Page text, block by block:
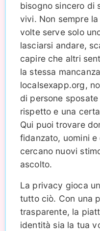
bisogno sincero di
vivi. Non sempre
volte serve solo
lasciarsi andare,
capire che altri
la stessa
localsexapp.org,
di persone
rispetto e una
Qui puoi trovare
fidanzato, uomini
cercano nuovi
ascolto.
La privacy gioca
tutto ciò. Con una
trasparente, la
identità sia la tua